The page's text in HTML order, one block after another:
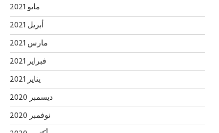
مايو 2021
أبريل 2021
مارس 2021
فبراير 2021
يناير 2021
ديسمبر 2020
نوفمبر 2020